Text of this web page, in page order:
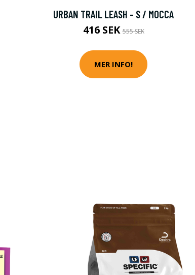
URBAN TRAIL LEASH - S / MOCCA
416 SEK555 SEK
MER INFO!